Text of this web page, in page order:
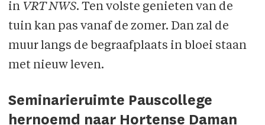
in VRT NWS. Ten volste genieten van de
tuin kan pas vanaf de zomer. Dan zal de
muur langs de begraafplaats in bloei staan
met nieuw leven.
Seminarieruimte Pauscollege
hernoemd naar Hortense Daman